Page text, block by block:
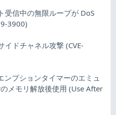
受信中の無限ループが DoS
3900)
イドチャネル攻撃 (CVE-
プションタイマーのエミュ
メモリ解放後使用 (Use After